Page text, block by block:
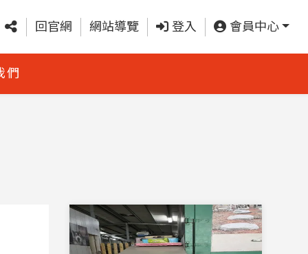
回官網 網站導覽 登入 會員中心
們